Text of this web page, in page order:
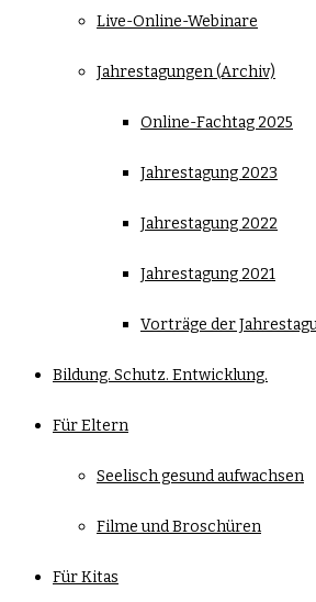
Live-Online-Webinare
Jahrestagungen (Archiv)
Online-Fachtag 2025
Jahrestagung 2023
Jahrestagung 2022
Jahrestagung 2021
Vorträge der
Bildung. Schutz. Entwicklung.
Für Eltern
Seelisch gesund aufwachsen
Filme und Broschüren
Für Kitas